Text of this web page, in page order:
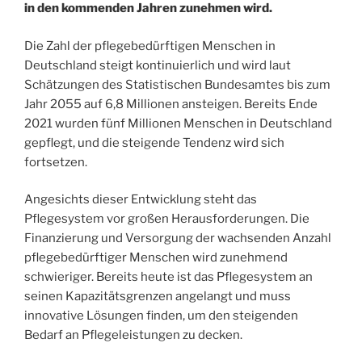
in den kommenden Jahren zunehmen wird.
Die Zahl der pflegebedürftigen Menschen in
Deutschland steigt kontinuierlich und wird laut
Schätzungen des Statistischen Bundesamtes bis zum
Jahr 2055 auf 6,8 Millionen ansteigen. Bereits Ende
2021 wurden fünf Millionen Menschen in Deutschland
gepflegt, und die steigende Tendenz wird sich
fortsetzen.
Angesichts dieser Entwicklung steht das
Pflegesystem vor großen Herausforderungen. Die
Finanzierung und Versorgung der wachsenden Anzahl
pflegebedürftiger Menschen wird zunehmend
schwieriger. Bereits heute ist das Pflegesystem an
seinen Kapazitätsgrenzen angelangt und muss
innovative Lösungen finden, um den steigenden
Bedarf an Pflegeleistungen zu decken.